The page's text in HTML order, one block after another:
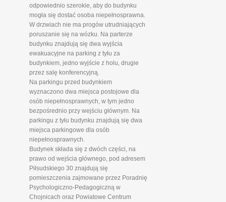
odpowiednio szerokie, aby do budynku
mogła się dostać osoba niepełnosprawna.
W drzwiach nie ma progów utrudniających
poruszanie się na wózku. Na parterze
budynku znajdują się dwa wyjścia
ewakuacyjne na parking z tyłu za
budynkiem, jedno wyjście z holu, drugie
przez salę konferencyjną.
Na parkingu przed budynkiem
wyznaczono dwa miejsca postojowe dla
osób niepełnosprawnych, w tym jedno
bezpośrednio przy wejściu głównym. Na
parkingu z tyłu budynku znajdują się dwa
miejsca parkingowe dla osób
niepełnosprawnych.
Budynek składa się z dwóch części, na
prawo od wejścia głównego, pod adresem
Piłsudskiego 30 znajdują się
pomieszczenia zajmowane przez Poradnię
Psychologiczno-Pedagogiczną w
Chojnicach oraz Powiatowe Centrum